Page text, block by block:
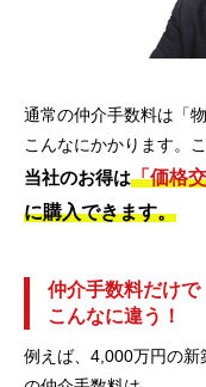
通常の仲介手数料は「
こんなにかかります。
当社のお得は「価格
に購入できます。
仲介手数料だけで
こんなに違う！
例えば、4,000万円の新